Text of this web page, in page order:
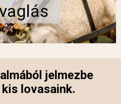
jelmezbe
lovasaink.